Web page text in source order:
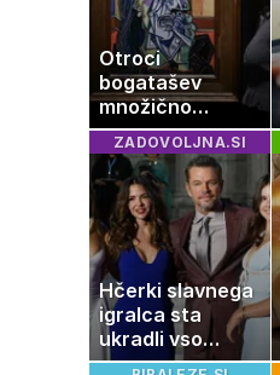
Otroci
bogatašev
množično
prodajajo
družinske
zbirke: raje imajo
denar kot
umetnine
ZADOVOLJNA.SI
Hčerki slavnega
igralca sta
ukradli vso
pozornost